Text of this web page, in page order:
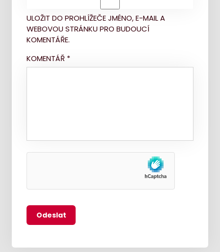
ULOŽIT DO PROHLÍŽEČE JMÉNO, E-MAIL A
WEBOVOU STRÁNKU PRO BUDOUCÍ
KOMENTÁŘE.
KOMENTÁŘ *